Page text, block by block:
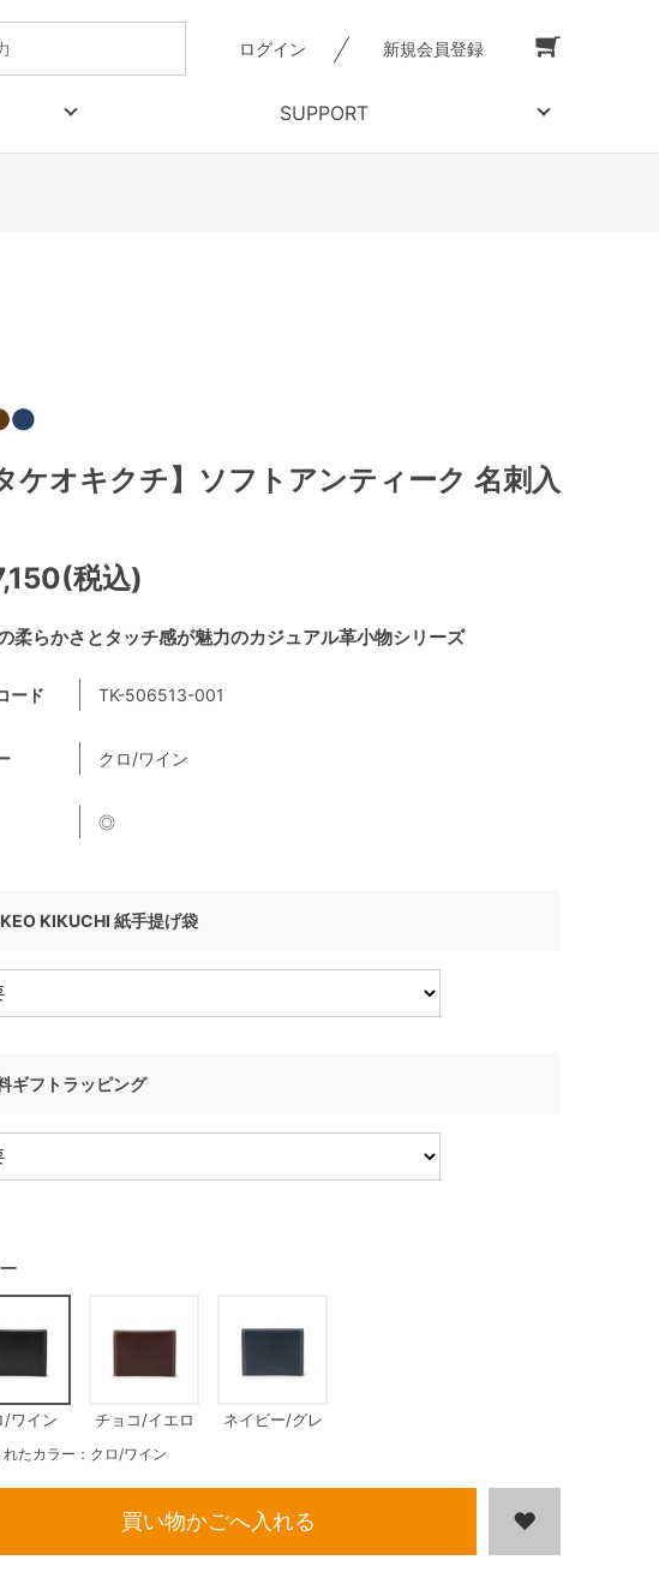
ログイン 新規会員登録
SUPPORT
柔らかさとタッチ感が魅力のカジュアル革小物シリーズ
ケオキクチ】ソフトアンティーク 名刺入
税込)
ード TK-506513-001
クロ/ワイン
◎
KIKUCHI 紙手提げ袋
ギフトラッピング
/ワイン
チョコ/イエロ
ネイビー/グレ
れたカラー：クロ/ワイン
買い物かごへ入れる